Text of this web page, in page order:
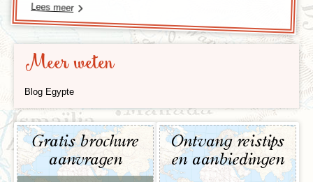
Lees meer
Meer weten
Blog Egypte
Gratis brochure
aanvragen
Ontvang reistips
en aanbiedingen